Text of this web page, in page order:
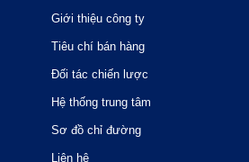
Giới thiệu công ty
Tiêu chí bán hàng
Đối tác chiến lược
Hệ thống trung tâm
Sơ đồ chỉ đường
Liên hệ